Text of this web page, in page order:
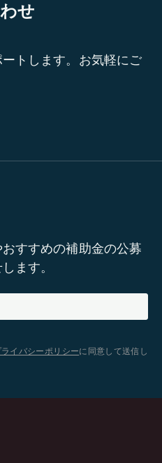
せ
トします。お気軽にご
すすめの補助金の公募
ます。
ライバシーポリシーに同意して送信し